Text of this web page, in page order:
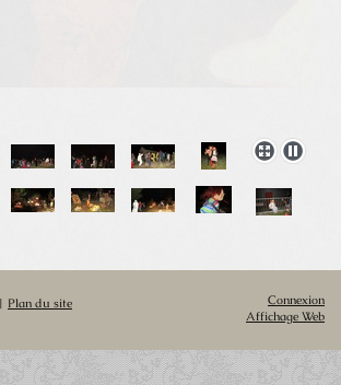
| Plan du site
Connexion
Affichage Web